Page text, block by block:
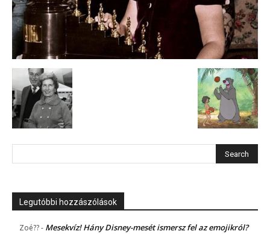
Legutóbbi hozzászólások
Zoé??- Mesekvíz! Hány Disney-mesét ismersz fel az emojikról?